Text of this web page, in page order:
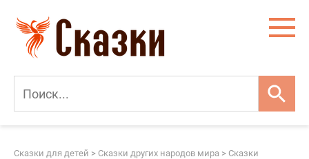
контенту
Сказки для детей > Сказки других народов мира > Сказки